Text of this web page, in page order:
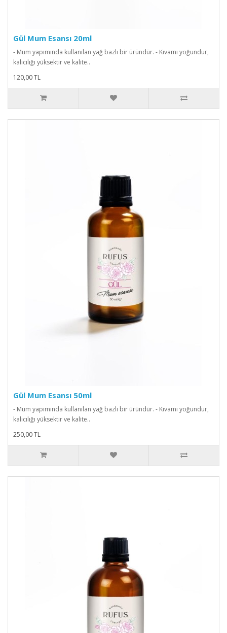
Gül Mum Esansı 20ml
- Mum yapımında kullanılan yağ bazlı bir üründür. - Kıvamı yoğundur,
kalıcılığı yüksektir ve kalite..
120,00 TL
Gül Mum Esansı 50ml
- Mum yapımında kullanılan yağ bazlı bir üründür. - Kıvamı yoğundur,
kalıcılığı yüksektir ve kalite..
250,00 TL